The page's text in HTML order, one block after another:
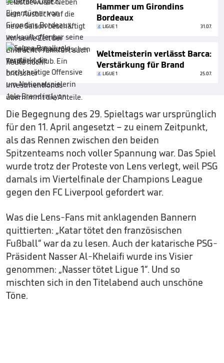
Hammer um Girondins
Bordeaux
LIGUE 1 31.07.
Weltmeisterin verlässt Barca:
Verstärkung für Brand
LIGUE 1 25.07.
Die Begegnung des 29. Spieltags war ursprünglich
für den 11. April angesetzt – zu einem Zeitpunkt,
als das Rennen zwischen den beiden
Spitzenteams noch voller Spannung war. Das Spiel
wurde trotz der Proteste von Lens verlegt, weil PSG
damals im Viertelfinale der Champions League
gegen den FC Liverpool gefordert war.
Was die Lens-Fans mit anklagenden Bannern
quittierten: „Katar tötet den französischen
Fußball“ war da zu lesen. Auch der katarische PSG-
Präsident Nasser Al-Khelaifi wurde ins Visier
genommen: „Nasser tötet Ligue 1“. Und so
mischten sich in den Titelabend auch unschöne
Töne.